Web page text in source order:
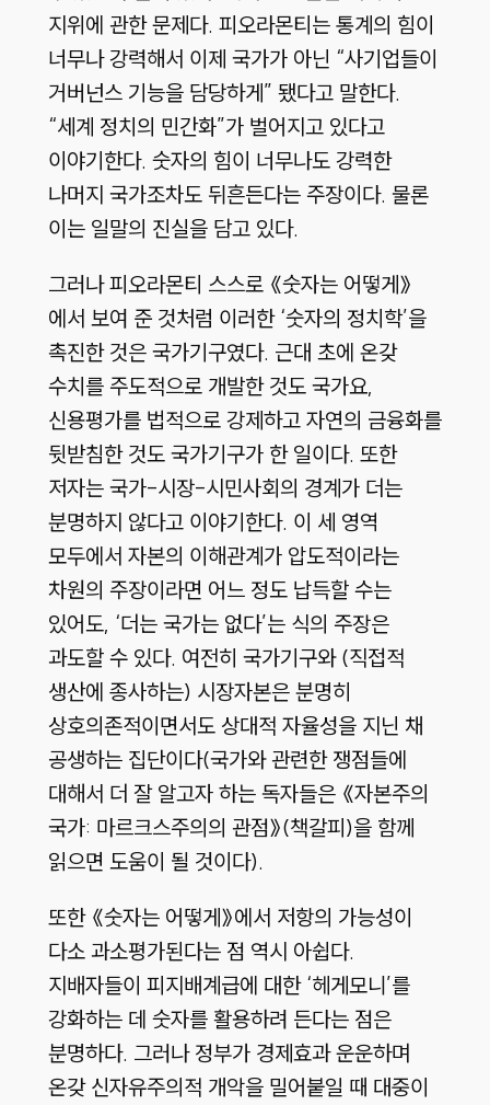
지위에 관한 문제다. 피오라몬티는 통계의 힘이
너무나 강력해서 이제 국가가 아닌 “사기업들이
거버넌스 기능을 담당하게” 됐다고 말한다.
“세계 정치의 민간화”가 벌어지고 있다고
이야기한다. 숫자의 힘이 너무나도 강력한
나머지 국가조차도 뒤흔든다는 주장이다. 물론
이는 일말의 진실을 담고 있다.
그러나 피오라몬티 스스로 《숫자는 어떻게》
에서 보여 준 것처럼 이러한 ‘숫자의 정치학’을
촉진한 것은 국가기구였다. 근대 초에 온갖
수치를 주도적으로 개발한 것도 국가요,
신용평가를 법적으로 강제하고 자연의 금융화를
뒷받침한 것도 국가기구가 한 일이다. 또한
저자는 국가-시장-시민사회의 경계가 더는
분명하지 않다고 이야기한다. 이 세 영역
모두에서 자본의 이해관계가 압도적이라는
차원의 주장이라면 어느 정도 납득할 수는
있어도, ‘더는 국가는 없다’는 식의 주장은
과도할 수 있다. 여전히 국가기구와 (직접적
생산에 종사하는) 시장자본은 분명히
상호의존적이면서도 상대적 자율성을 지닌 채
공생하는 집단이다(국가와 관련한 쟁점들에
대해서 더 잘 알고자 하는 독자들은 《자본주의
국가: 마르크스주의의 관점》(책갈피)을 함께
읽으면 도움이 될 것이다).
또한 《숫자는 어떻게》에서 저항의 가능성이
다소 과소평가된다는 점 역시 아쉽다.
지배자들이 피지배계급에 대한 ‘헤게모니’를
강화하는 데 숫자를 활용하려 든다는 점은
분명하다. 그러나 정부가 경제효과 운운하며
온갖 신자유주의적 개악을 밀어붙일 때 대중이